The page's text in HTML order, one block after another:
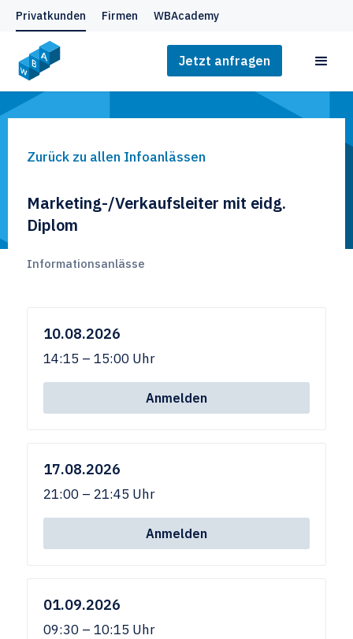
Privatkunden Firmen WBAcademy
Jetzt anfragen
Zurück zu allen Infoanlässen
Marketing-/Verkaufsleiter mit eidg.
Diplom
Informationsanlässe
10.08.2026
14:15 – 15:00 Uhr
Anmelden
17.08.2026
21:00 – 21:45 Uhr
Anmelden
01.09.2026
09:30 – 10:15 Uhr